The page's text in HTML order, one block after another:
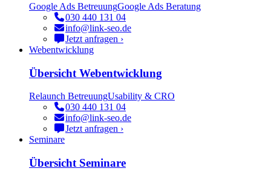
Google Ads BetreuungGoogle Ads Beratung
030 440 131 04
info@link-seo.de
Jetzt anfragen ›
Webentwicklung
Übersicht Webentwicklung
Relaunch BetreuungUsability & CRO
030 440 131 04
info@link-seo.de
Jetzt anfragen ›
Seminare
Übersicht Seminare